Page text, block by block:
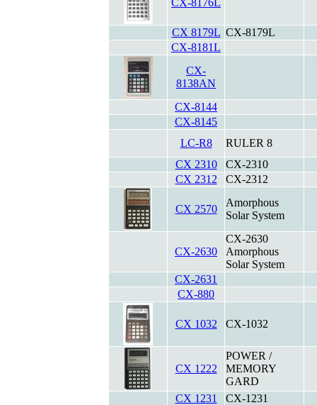
CX-8176L
CX 8179L CX-8179L
CX-8181L
CX-
8138AN
CX-8144
CX-8145
LC-R8
RULER 8
CX 2310
CX-2310
CX 2312
CX-2312
CX 2570
Amorphous
Solar System
CX-2630
CX-2630
Amorphous
Solar System
CX-2631
CX-880
CX 1032 CX-1032
CX 1222
POWER /
MEMORY
GARD
CX 1231
CX-1231